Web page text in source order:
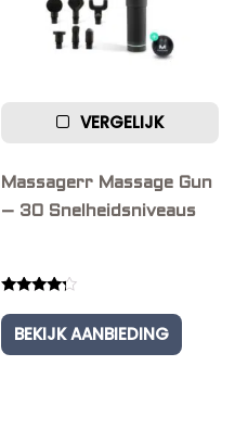
VERGELIJK
Massagerr Massage Gun
– 30 Snelheidsniveaus
4.00
out of 5
BEKIJK AANBIEDING